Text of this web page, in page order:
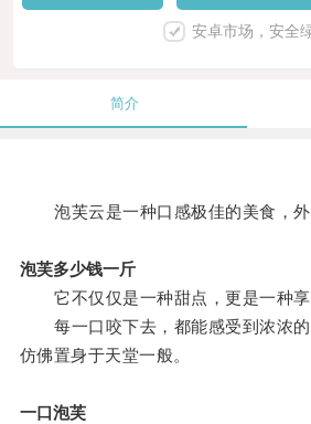
安卓市场，安全
简介
泡芙云是一种口感极佳的美食，外
泡芙多少钱一斤
它不仅仅是一种甜点，更是一种享
每一口咬下去，都能感受到浓浓的
仿佛置身于天堂一般。
一口泡芙